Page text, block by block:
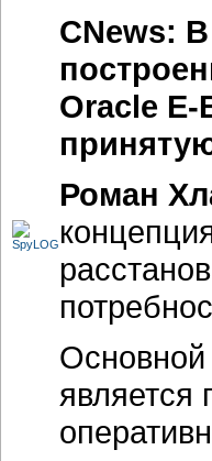
CNews:
Oracle
Роман
Основной
является